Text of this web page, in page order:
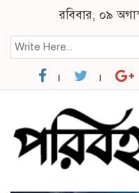
রবিবার, ০৯